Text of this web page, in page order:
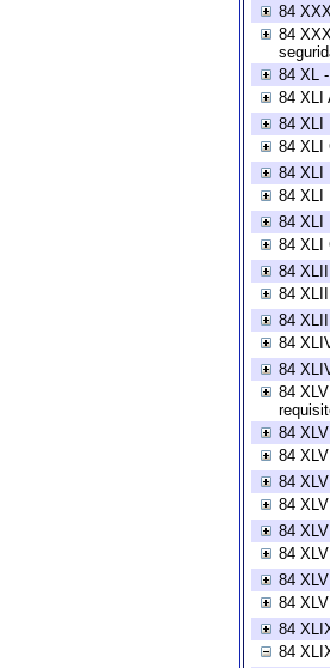
84
84
84 XL
84 XLI
84 XLI
84 XLI
84 XLI
84 XLI
84 XLI
84 XLI
84
84
84
84
84
84
84
84
84
84
84
84
84
84
84
84